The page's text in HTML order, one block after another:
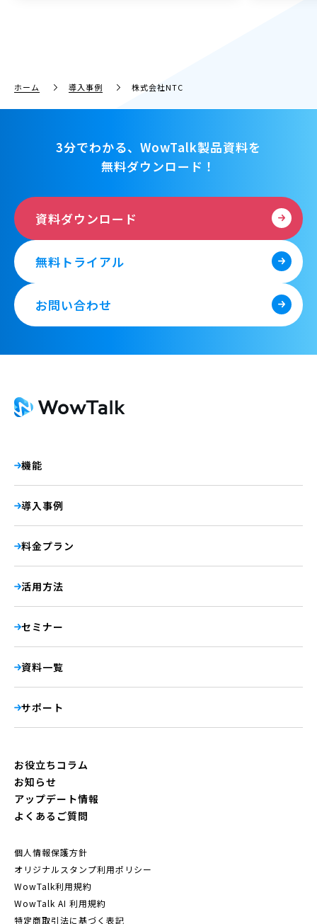
ホーム 導入事例 株式会社NTC
3分でわかる、WowTalk製品資料を
無料ダウンロード！
資料ダウンロード
無料トライアル
お問い合わせ
機能
導入事例
料金プラン
活用方法
セミナー
資料一覧
サポート
お役立ちコラム
お知らせ
アップデート情報
よくあるご質問
個人情報保護方針
オリジナルスタンプ利用ポリシー
WowTalk利用規約
WowTalk AI 利用規約
特定商取引法に基づく表記